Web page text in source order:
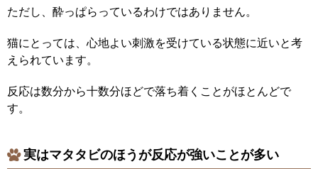
ただし、酔っぱらっているわけではありません。
猫にとっては、心地よい刺激を受けている状態に近いと考
えられています。
反応は数分から十数分ほどで落ち着くことがほとんどで
す。
実はマタタビのほうが反応が強いことが多い